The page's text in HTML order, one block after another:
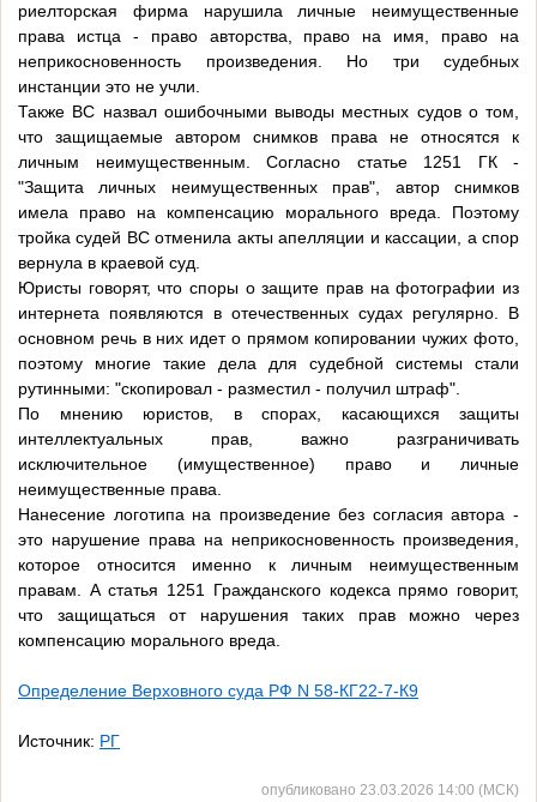
риелторская фирма нарушила личные неимущественные
права истца - право авторства, право на имя, право на
неприкосновенность произведения. Но три судебных
инстанции это не учли.
Также ВС назвал ошибочными выводы местных судов о том,
что защищаемые автором снимков права не относятся к
личным неимущественным. Согласно статье 1251 ГК -
"Защита личных неимущественных прав", автор снимков
имела право на компенсацию морального вреда. Поэтому
тройка судей ВС отменила акты апелляции и кассации, а спор
вернула в краевой суд.
Юристы говорят, что споры о защите прав на фотографии из
интернета появляются в отечественных судах регулярно. В
основном речь в них идет о прямом копировании чужих фото,
поэтому многие такие дела для судебной системы стали
рутинными: "скопировал - разместил - получил штраф".
По мнению юристов, в спорах, касающихся защиты
интеллектуальных прав, важно разграничивать
исключительное (имущественное) право и личные
неимущественные права.
Нанесение логотипа на произведение без согласия автора -
это нарушение права на неприкосновенность произведения,
которое относится именно к личным неимущественным
правам. А статья 1251 Гражданского кодекса прямо говорит,
что защищаться от нарушения таких прав можно через
компенсацию морального вреда.
Определение Верховного суда РФ N 58-КГ22-7-К9
Источник: РГ
опубликовано 23.03.2026 14:00 (МСК)